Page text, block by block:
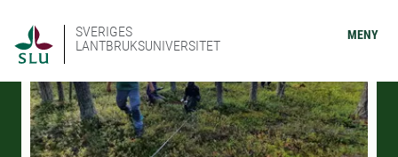
SVERIGES
LANTBRUKSUNIVERSITET
MENY